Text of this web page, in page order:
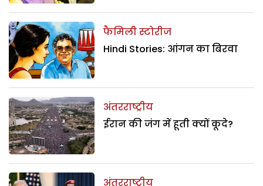
फैमिली स्टोरीज
Hindi Stories: आंगन का बिरवा
अंतरराष्ट्रीय
ईरान की जंग में हूती क्यों कूदे?
अंतरराष्ट्रीय